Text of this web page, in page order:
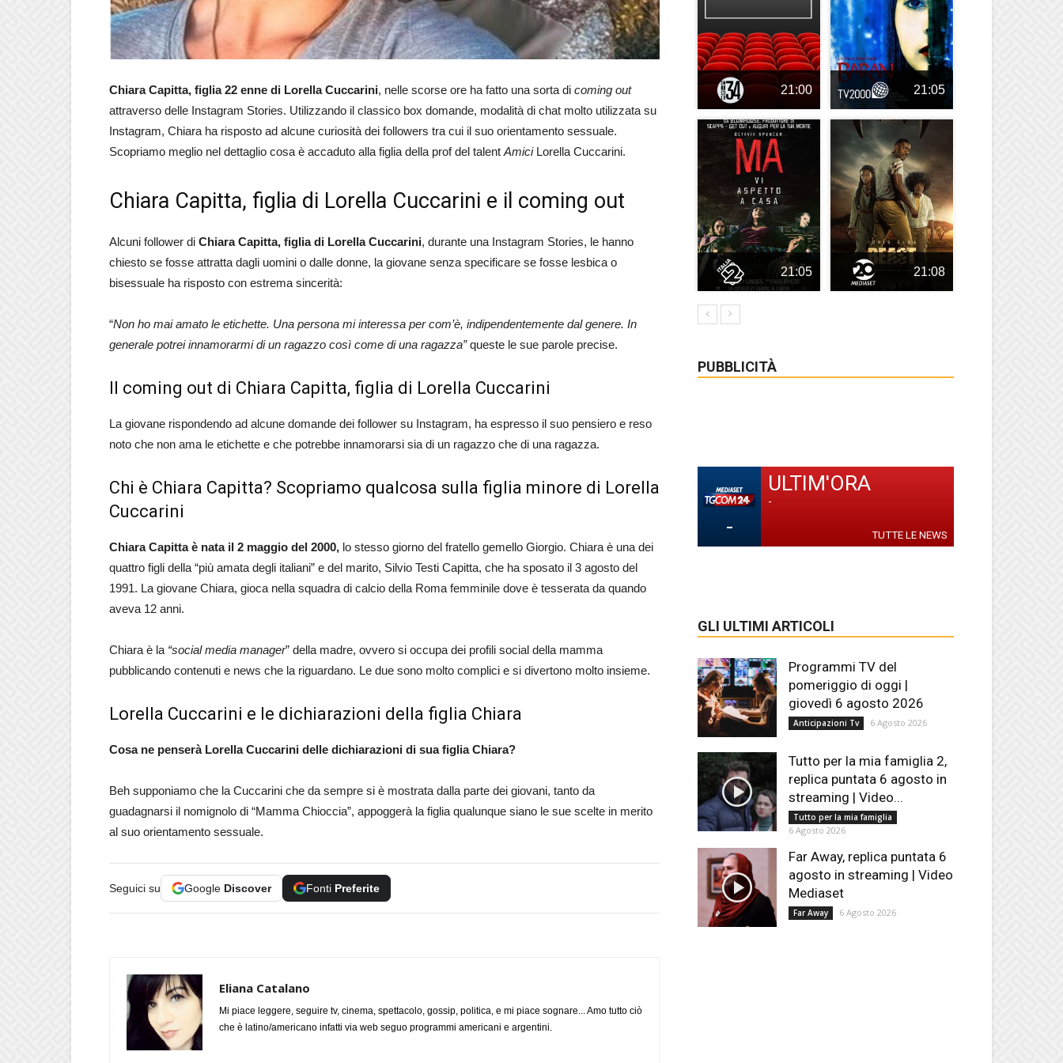
Chiara Capitta, figlia 22 enne di Lorella Cuccarini, nelle scorse ore ha fatto una sorta di coming out
attraverso delle Instagram Stories. Utilizzando il classico box domande, modalità di chat molto utilizzata su
Instagram, Chiara ha risposto ad alcune curiosità dei followers tra cui il suo orientamento sessuale.
Scopriamo meglio nel dettaglio cosa è accaduto alla figlia della prof del talent AmiciLorella Cuccarini.
Chiara Capitta, figlia di Lorella Cuccarini e il coming out
Alcuni follower di Chiara Capitta, figlia di Lorella Cuccarini, durante una Instagram Stories, le hanno
chiesto se fosse attratta dagli uomini o dalle donne, la giovane senza specificare se fosse lesbica o
bisessuale ha risposto con estrema sincerità:
“Non ho mai amato le etichette. Una persona mi interessa per com’è, indipendentemente dal genere. In
generale potrei innamorarmi di un ragazzo così come di una ragazza”queste le sue parole precise.
Il coming out di Chiara Capitta, figlia di Lorella Cuccarini
La giovane rispondendo ad alcune domande dei follower su Instagram, ha espresso il suo pensiero e reso
noto che non ama le etichette e che potrebbe innamorarsi sia di un ragazzo che di una ragazza.
Chi è Chiara Capitta? Scopriamo qualcosa sulla figlia minore di Lorella
Cuccarini
Chiara Capitta è nata il 2 maggio del 2000, lo stesso giorno del fratello gemello Giorgio. Chiara è una dei
quattro figli della “più amata degli italiani” e del marito, Silvio Testi Capitta, che ha sposato il 3 agosto del
1991. La giovane Chiara, gioca nella squadra di calcio della Roma femminile dove è tesserata da quando
aveva 12 anni.
Chiara è la “social media manager” della madre, ovvero si occupa dei profili social della mamma
pubblicando contenuti e news che la riguardano. Le due sono molto complici e si divertono molto insieme.
Lorella Cuccarini e le dichiarazioni della figlia Chiara
Cosa ne penserà Lorella Cuccarini delle dichiarazioni di sua figlia Chiara?
Beh supponiamo che la Cuccarini che da sempre si è mostrata dalla parte dei giovani, tanto da
guadagnarsi il nomignolo di “Mamma Chioccia”, appoggerà la figlia qualunque siano le sue scelte in merito
al suo orientamento sessuale.
Seguici su Google Discover Fonti Preferite
Eliana Catalano
Mi piace leggere, seguire tv, cinema, spettacolo, gossip, politica, e mi piace sognare... Amo tutto ciò
che è latino/americano infatti via web seguo programmi americani e argentini.
21:00 21:05
21:05 21:08
PUBBLICITÀ
-
ULTIM'ORA
-
TUTTE LE NEWS
GLI ULTIMI ARTICOLI
Programmi TV del
pomeriggio di oggi |
giovedì 6 agosto 2026
Anticipazioni Tv 6 Agosto 2026
Tutto per la mia famiglia 2,
replica puntata 6 agosto in
streaming | Video...
Tutto per la mia famiglia
6 Agosto 2026
Far Away, replica puntata 6
agosto in streaming | Video
Mediaset
Far Away 6 Agosto 2026